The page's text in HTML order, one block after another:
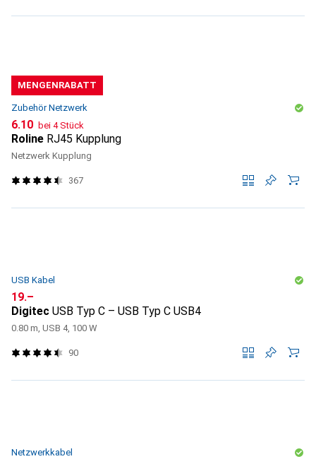
MENGENRABATT
Zubehör Netzwerk
CHF
6.10 bei 4 Stück
Roline RJ45 Kupplung
Netzwerk Kupplung
367
USB Kabel
CHF
19.–
Digitec USB Typ C – USB Typ C USB4
0.80 m, USB 4, 100 W
90
Netzwerkkabel